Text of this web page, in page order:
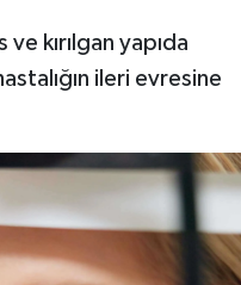
kırılgan yapıda
ileri evresine